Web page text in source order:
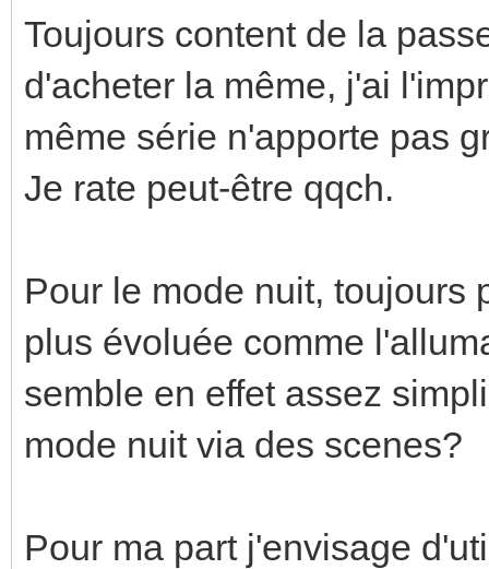
Toujours content de la
d'acheter la même, j'ai
même série n'apporte pas
Je rate peut-être qqch.
Pour le mode nuit, toujours
plus évoluée comme
semble en effet assez
mode nuit via des scenes?
Pour ma part j'envisage